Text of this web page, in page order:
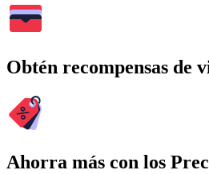
Obtén recompensas de
Ahorra más con los